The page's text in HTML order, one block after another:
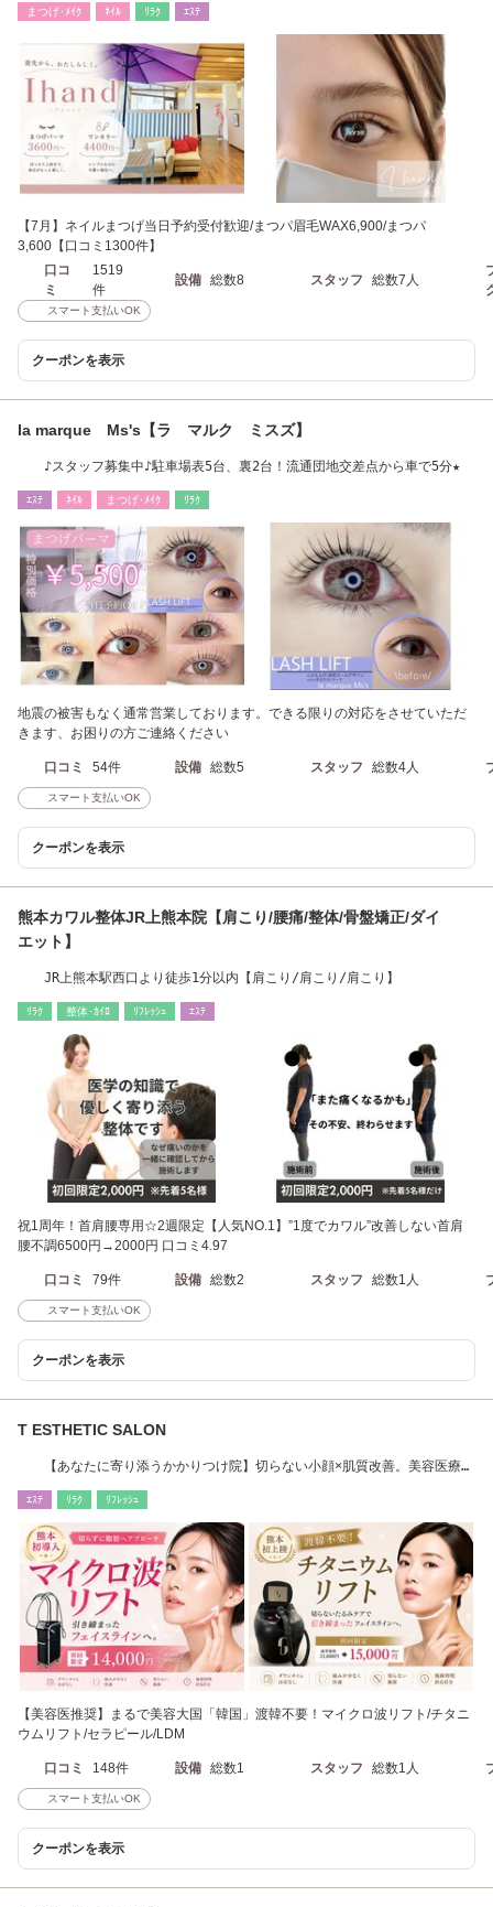
まつげ･ﾒｲｸ ﾈｲﾙ ﾘﾗｸ ｴｽﾃ
【7月】ネイルまつげ当日予約受付歓迎/まつパ眉毛WAX6,900/まつパ
3,600【口コミ1300件】
口コ
ミ
1519
件
設備 総数8 スタッフ 総数7人
スマート支払いOK
クーポンを表示
la marque Ms's【ラ マルク ミスズ】
♪スタッフ募集中♪駐車場表5台、裏2台！流通団地交差点から車で5分★
ｴｽﾃ ﾈｲﾙ まつげ･ﾒｲｸ ﾘﾗｸ
地震の被害もなく通常営業しております。できる限りの対応をさせていただ
きます、お困りの方ご連絡ください
口コミ 54件 設備 総数5 スタッフ 総数4人
スマート支払いOK
クーポンを表示
熊本カワル整体JR上熊本院【肩こり/腰痛/整体/骨盤矯正/ダイ
エット】
JR上熊本駅西口より徒歩1分以内【肩こり/肩こり/肩こり】
ﾘﾗｸ 整体･ｶｲﾛ ﾘﾌﾚｯｼｭ ｴｽﾃ
祝1周年！首肩腰専用☆2週限定【人気NO.1】”1度でカワル”改善しない首肩
腰不調6500円→2000円 口コミ4.97
口コミ 79件 設備 総数2 スタッフ 総数1人
スマート支払いOK
クーポンを表示
T ESTHETIC SALON
【あなたに寄り添うかかりつけ院】切らない小顔×肌質改善。美容医療級
ｴｽﾃ ﾘﾗｸ ﾘﾌﾚｯｼｭ
【美容医推奨】まるで美容大国「韓国」渡韓不要！マイクロ波リフト/チタニ
ウムリフト/セラピール/LDM
口コミ 148件 設備 総数1 スタッフ 総数1人
スマート支払いOK
クーポンを表示